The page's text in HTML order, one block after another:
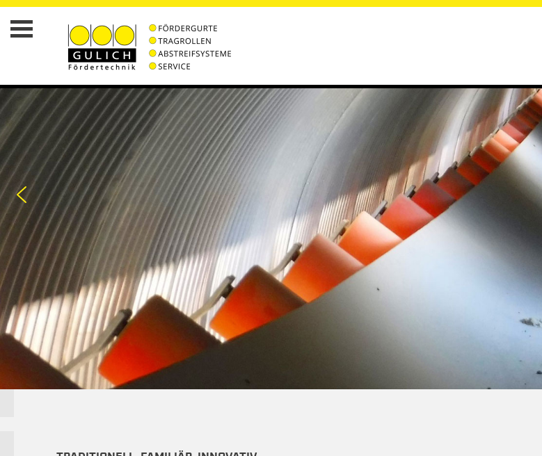
STARTSEITE
WER
IST
GULICH
AKTUELLES
TRAGROLLEN
MONTAGESERVICE
WERKSTATTSERVICE
KARRIERE
DOWNLOADS
KONTAKT